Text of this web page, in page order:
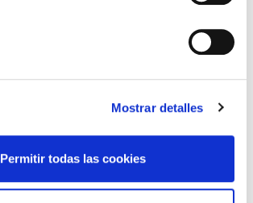
Mostrar detalles
Permitir todas las cookies